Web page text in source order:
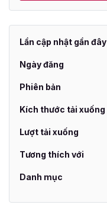
Lần cập nhật gần
Ngày đăng
Phiên bản
Kích thước tải xuống
Lượt tải xuống
Tương thích với
Danh mục